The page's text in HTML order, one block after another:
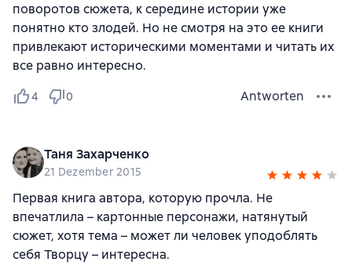
поворотов сюжета, к середине истории уже
понятно кто злодей. Но не смотря на это ее книги
привлекают историческими моментами и читать их
все равно интересно.
4 0 Antworten
Таня Захарченко
21 Dezember 2015
Первая книга автора, которую прочла. Не
впечатлила – картонные персонажи, натянутый
сюжет, хотя тема – может ли человек уподоблять
себя Творцу – интересна.